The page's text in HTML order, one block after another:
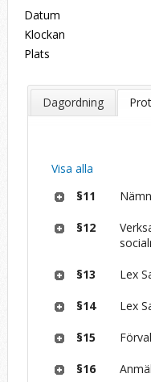
Datum
Klockan
Plats
Dagordning
Visa alla
§11
§12
§13 Lex
§14 Lex
§15
§16